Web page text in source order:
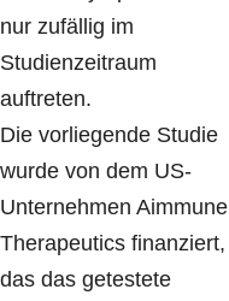
nur zufällig im
Studienzeitraum
auftreten.
Die vorliegende Studie
wurde von dem US-
Unternehmen Aimmune
Therapeutics finanziert,
das das getestete